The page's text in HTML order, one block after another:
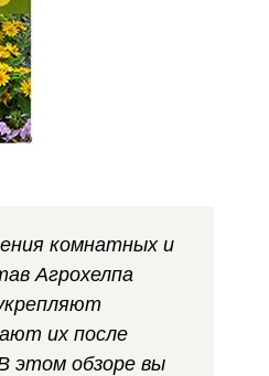
комнатных и
Агрохелпа
их после
этом обзоре вы